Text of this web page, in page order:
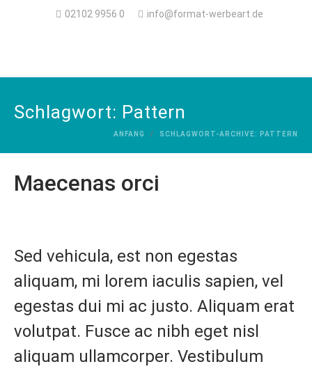
02102 9956 0 info@format-werbeart.de
Schlagwort: Pattern
ANFANG SCHLAGWORT-ARCHIVE: PATTERN
Maecenas orci
Sed vehicula, est non egestas
aliquam, mi lorem iaculis sapien, vel
egestas dui mi ac justo. Aliquam erat
volutpat. Fusce ac nibh eget nisl
aliquam ullamcorper. Vestibulum